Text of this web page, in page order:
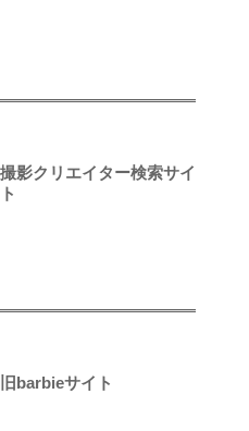
撮影クリエイター検索サイ
ト
旧barbieサイト